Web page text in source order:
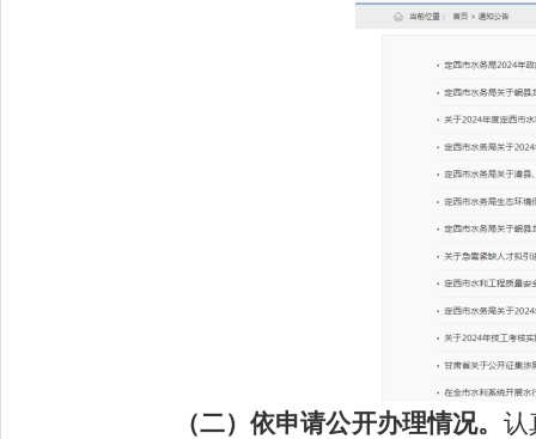
（二） 依申请公开办理情况。 认